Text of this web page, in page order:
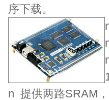
序下载。
n 提供两路SRAM